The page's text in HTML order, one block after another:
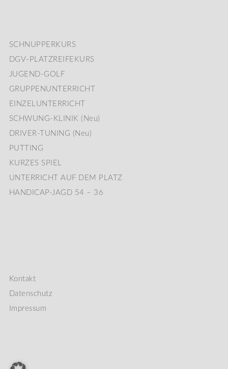
SCHNUPPERKURS
DGV-PLATZREIFEKURS
JUGEND-GOLF
GRUPPENUNTERRICHT
EINZELUNTERRICHT
SCHWUNG-KLINIK (Neu)
DRIVER-TUNING (Neu)
PUTTING
KURZES SPIEL
UNTERRICHT AUF DEM PLATZ
HANDICAP-JAGD 54 – 36
Kontakt
Datenschutz
Impressum